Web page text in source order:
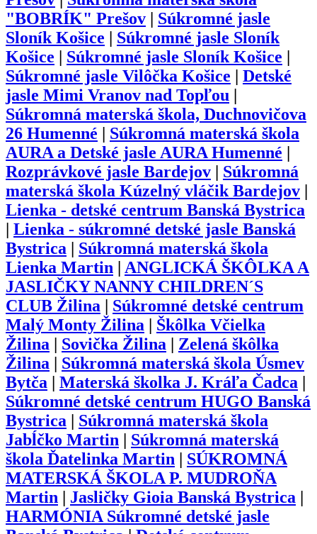
"BOBRÍK" Prešov
Súkromné jasle
Sloník Košice
Súkromné jasle Sloník
Košice
Súkromné jasle Sloník Košice
Súkromné jasle Vilôčka Košice
Detské
jasle Mimi Vranov nad Topľou
Súkromná materská škola, Duchnovičova
26 Humenné
Súkromná materská škola
AURA a Detské jasle AURA Humenné
Rozprávkové jasle Bardejov
Súkromná
materská škola Kúzelný vláčik Bardejov
Lienka - detské centrum Banská Bystrica
Lienka - súkromné detské jasle Banská
Bystrica
Súkromná materská škola
Lienka Martin
ANGLICKÁ ŠKÔLKA A
JASLIČKY NANNY CHILDREN´S
CLUB Žilina
Súkromné detské centrum
Malý Monty Žilina
Škôlka Včielka
Žilina
Sovička Žilina
Zelená škôlka
Žilina
Súkromná materská škola Úsmev
Bytča
Materská školka J. Kráľa Čadca
Súkromné detské centrum HUGO Banská
Bystrica
Súkromná materská škola
Jabĺčko Martin
Súkromná materská
škola Ďatelinka Martin
SÚKROMNÁ
MATERSKÁ ŠKOLA P. MUDROŇA
Martin
Jasličky Gioia Banská Bystrica
HARMÓNIA Súkromné detské jasle